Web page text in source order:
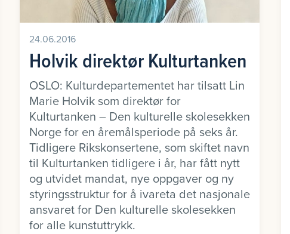
24.06.2016
Holvik direktør Kulturtanken
OSLO: Kulturdepartementet har tilsatt Lin
Marie Holvik som direktør for
Kulturtanken – Den kulturelle skolesekken
Norge for en åremålsperiode på seks år.
Tidligere Rikskonsertene, som skiftet navn
til Kulturtanken tidligere i år, har fått nytt
og utvidet mandat, nye oppgaver og ny
styringsstruktur for å ivareta det nasjonale
ansvaret for Den kulturelle skolesekken
for alle kunstuttrykk.